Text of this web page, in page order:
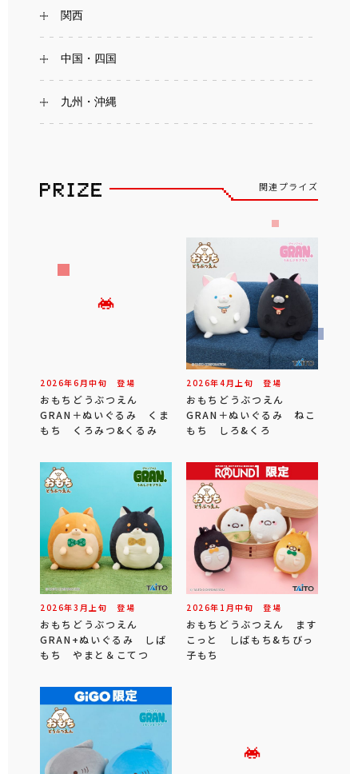
関西
中国・四国
九州・沖縄
関連プライズ
2026年6 月中旬 登場
おもちどうぶつえん
GRAN＋ぬいぐるみ くま
もち くろみつ&くるみ
2026年4 月 上旬 登場
おもちどうぶつえん
GRAN＋ぬいぐるみ ねこ
もち しろ&くろ
2026年3 月 上旬 登場
おもちどうぶつえん
GRAN+ぬいぐるみ しば
もち やまと＆こてつ
2026年 1 月中旬 登場
おもちどうぶつえん ます
こっと しばもち&ちびっ
子もち